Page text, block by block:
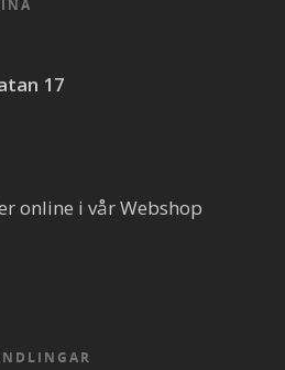
17
online i vår Webshop